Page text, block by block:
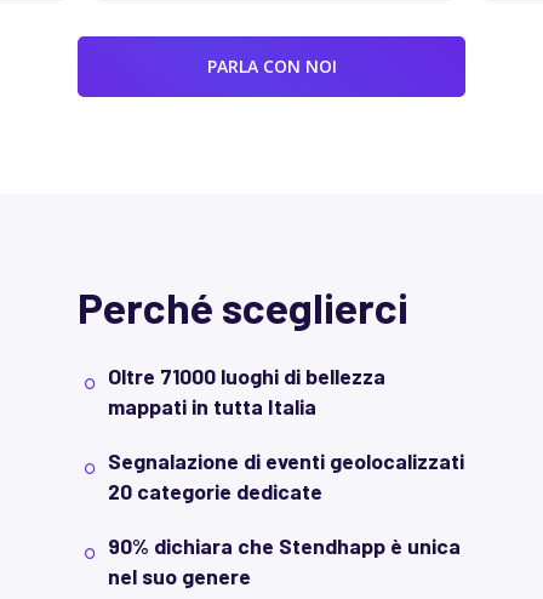
PARLA CON NOI
Perché sceglierci
Oltre 71000 luoghi di bellezza
mappati in tutta Italia
Segnalazione di eventi geolocalizzati
20 categorie dedicate
90% dichiara che Stendhapp è unica
nel suo genere